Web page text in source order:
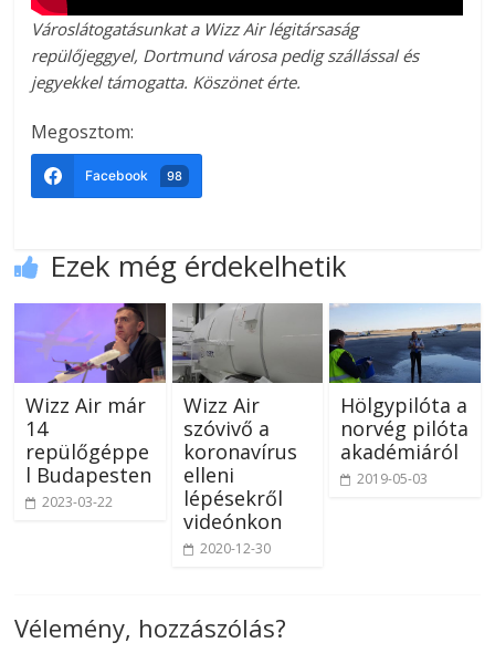
Városlátogatásunkat a Wizz Air légitársaság
repülőjeggyel, Dortmund városa pedig szállással és
jegyekkel támogatta. Köszönet érte.
Megosztom:
Facebook 98
Ezek még érdekelhetik
Wizz Air már
14
repülőgéppe
l Budapesten
2023-03-22
Wizz Air
szóvivő a
koronavírus
elleni
lépésekről
videónkon
2020-12-30
Hölgypilóta a
norvég pilóta
akadémiáról
2019-05-03
Vélemény, hozzászólás?